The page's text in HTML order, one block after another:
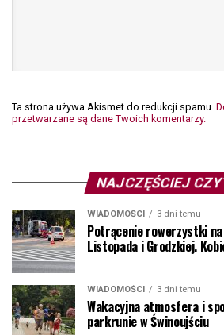
Ta strona używa Akismet do redukcji spamu.
przetwarzane są dane Twoich komentarzy.
NAJCZĘŚCIEJ
WIADOMOŚCI 3 dni temu
Potrącenie rowerzystki na
Listopada i Grodzkiej.
WIADOMOŚCI 3 dni temu
Wakacyjna atmosfera i
parkrunie w Świnoujściu